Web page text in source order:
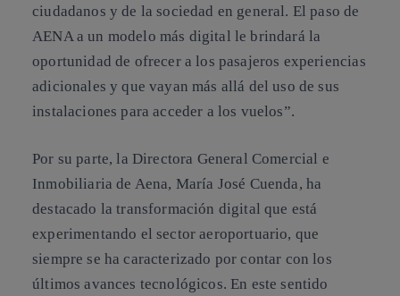
ciudadanos y de la sociedad en general. El paso de
AENA a un modelo más digital le brindará la
oportunidad de ofrecer a los pasajeros experiencias
adicionales y que vayan más allá del uso de sus
instalaciones para acceder a los vuelos”.
Por su parte, la Directora General Comercial e
Inmobiliaria de Aena, María José Cuenda, ha
destacado la transformación digital que está
experimentando el sector aeroportuario, que
siempre se ha caracterizado por contar con los
últimos avances tecnológicos. En este sentido